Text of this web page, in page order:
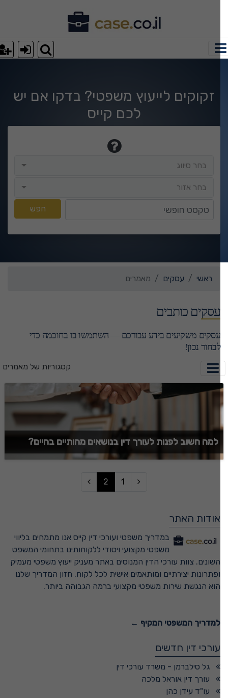
עוד מאמר
search.php
search.php on line
search.php
זקוקים לייעוץ משפטי? בדקו אם יש
לכם קייס
בחר סיווג
בחר אזור
חפש
ראשי עסקים מאמרים
עסקים כותבים
עסקים משקיעים בידע עבורכם — השתמשו בו בחוכמה כדי
לבחור נכון!
קטגוריות של מאמרים
למה חשוב לפנות לעורך דין בנושאים מהותיים בחיים?
אודות האתר
במדריך משפטי ועורכי דין קייס אנו מתמחים בליווי
משפטי מקצועי ויסודי ללקוחותינו בתחומי המשפט
השונים. צוות עורכי הדין המנוסים באתר מעניק ייעוץ משפטי מעמיק
ופתרונות יצירתיים ומותאמים אישית לכל לקוח. חזון המדריך שלנו
הוא הנגשת שירות משפטי מקצועי ברמה הגבוהה ביותר.
למדריך המשפטי המקיף ←
עורכי דין חדשים
גל סילברמן - משרד עורכי דין
עורך דין אוראל מלכה
עו"ד עידן כהן